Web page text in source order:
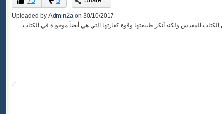
of
0
seconds
Uploaded by Admin2a on 30/10/2017
المقدس ولكنه أنكر طبيعتها وقوة كفارتها التي هي أيضاً موجودة في الكتاب